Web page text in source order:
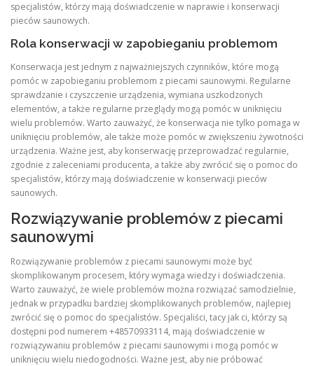
specjalistów, którzy mają doświadczenie w naprawie i konserwacji
pieców saunowych.
Rola konserwacji w zapobieganiu problemom
Konserwacja jest jednym z najważniejszych czynników, które mogą
pomóc w zapobieganiu problemom z piecami saunowymi. Regularne
sprawdzanie i czyszczenie urządzenia, wymiana uszkodzonych
elementów, a także regularne przeglądy mogą pomóc w uniknięciu
wielu problemów. Warto zauważyć, że konserwacja nie tylko pomaga w
uniknięciu problemów, ale także może pomóc w zwiększeniu żywotności
urządzenia. Ważne jest, aby konserwację przeprowadzać regularnie,
zgodnie z zaleceniami producenta, a także aby zwrócić się o pomoc do
specjalistów, którzy mają doświadczenie w konserwacji pieców
saunowych.
Rozwiązywanie problemów z piecami
saunowymi
Rozwiązywanie problemów z piecami saunowymi może być
skomplikowanym procesem, który wymaga wiedzy i doświadczenia.
Warto zauważyć, że wiele problemów można rozwiązać samodzielnie,
jednak w przypadku bardziej skomplikowanych problemów, najlepiej
zwrócić się o pomoc do specjalistów. Specjaliści, tacy jak ci, którzy są
dostępni pod numerem +48570933114, mają doświadczenie w
rozwiązywaniu problemów z piecami saunowymi i mogą pomóc w
uniknięciu wielu niedogodności. Ważne jest, aby nie próbować